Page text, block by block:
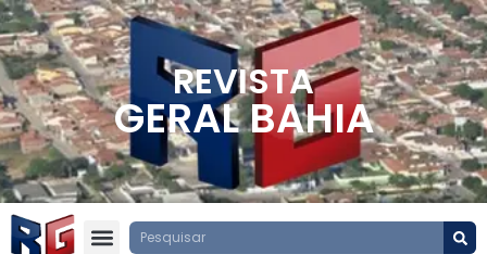
REVISTA
GERAL BAHIA